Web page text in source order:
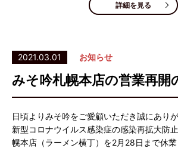
詳細を見る
2021.03.01 お知らせ
みそ吟札幌本店の営業再開
日頃よりみそ吟をご愛顧いただき誠にあり
新型コロナウイルス感染症の感染再拡大防
幌本店（ラーメン横丁）を2月28日まで休業